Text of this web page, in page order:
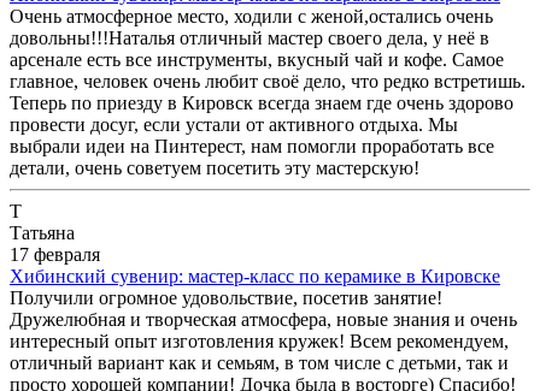
Очень атмосферное место, ходили с женой,остались очень
довольны!!!Наталья отличный мастер своего дела, у неё в
арсенале есть все инструменты, вкусный чай и кофе. Самое
главное, человек очень любит своё дело, что редко встретишь.
Теперь по приезду в Кировск всегда знаем где очень здорово
провести досуг, если устали от активного отдыха. Мы
выбрали идеи на Пинтерест, нам помогли проработать все
детали, очень советуем посетить эту мастерскую!
Т
Татьяна
17 февраля
Хибинский сувенир: мастер-класс по керамике в Кировске
Получили огромное удовольствие, посетив занятие!
Дружелюбная и творческая атмосфера, новые знания и очень
интересный опыт изготовления кружек! Всем рекомендуем,
отличный вариант как и семьям, в том числе с детьми, так и
просто хорошей компании! Дочка была в восторге) Спасибо!